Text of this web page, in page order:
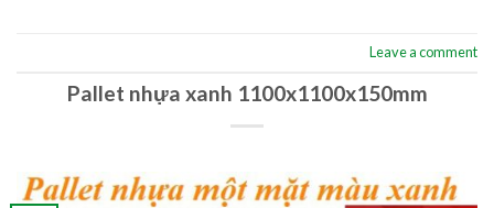
Leave a comment
Pallet nhựa xanh 1100x1100x150mm